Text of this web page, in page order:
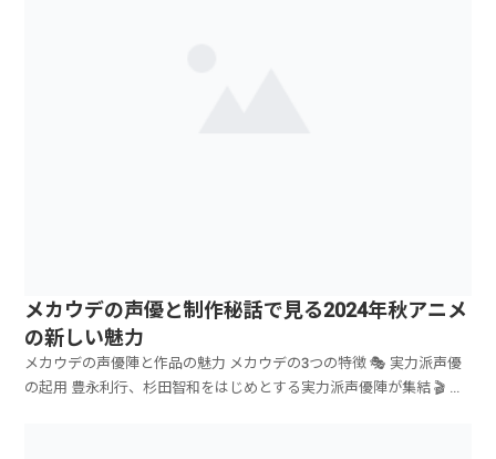
メカウデの声優と制作秘話で見る2024年秋アニメ
の新しい魅力
メカウデの声優陣と作品の魅力 メカウデの3つの特徴 🎭 実力派声優
の起用 豊永利行、杉田智和をはじめとする実力派声優陣が集結 🎬 ...